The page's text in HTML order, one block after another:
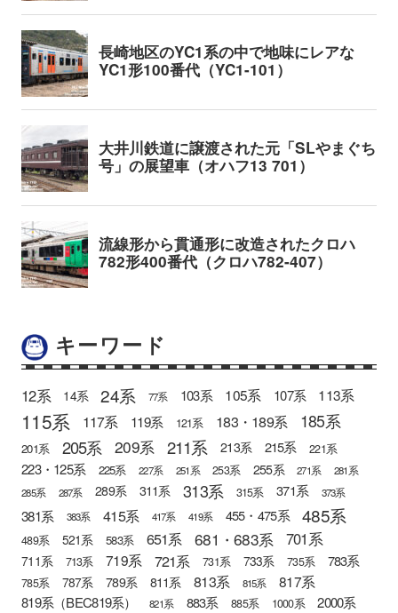
キーワード
12系 14系 24系 77系 103系 105系 107系 113系
115系 117系 119系 121系 183・189系 185系
201系 205系 209系 211系 213系 215系 221系
223・125系 225系 227系 251系 253系 255系 271系
281系
285系
287系 289系 311系 313系 315系 371系 373系
381系 383系 415系 417系 419系 455・475系 485系
489系 521系 583系 651系 681・683系 701系
711系 713系 719系 721系 731系 733系 735系 783系
785系 787系 789系 811系 813系 815系 817系
819系（BEC819系） 821系 883系 885系 1000系 2000系